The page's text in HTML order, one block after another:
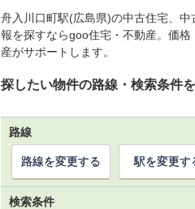
舟入川口町駅(広島県)の中古住宅、
報を探すならgoo住宅・不動産。価
産がサポートします。
探したい物件の路線・検索条件
路線
路線を変更する 駅を変更す
検索条件